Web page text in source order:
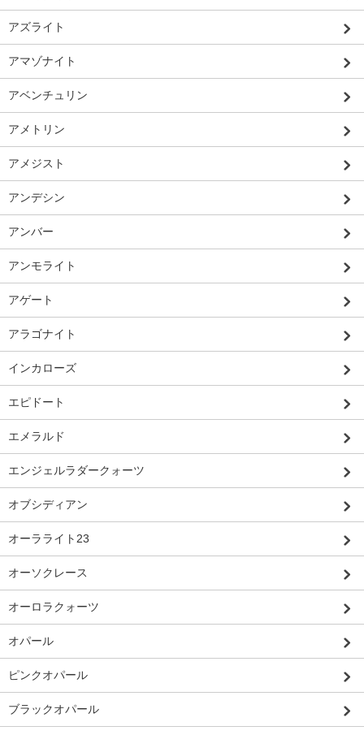
アズライト
アマゾナイト
アベンチュリン
アメトリン
アメジスト
アンデシン
アンバー
アンモライト
アゲート
アラゴナイト
インカローズ
エピドート
エメラルド
エンジェルラダークォーツ
オブシディアン
オーラライト23
オーソクレース
オーロラクォーツ
オパール
ピンクオパール
ブラックオパール